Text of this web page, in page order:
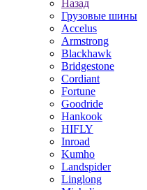
Назад
Грузовые шины
Accelus
Armstrong
Blackhawk
Bridgestone
Cordiant
Fortune
Goodride
Hankook
HIFLY
Inroad
Kumho
Landspider
Linglong